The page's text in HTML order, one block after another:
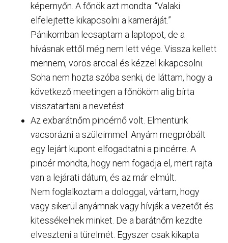
képernyőn. A főnök azt mondta: “Valaki
elfelejtette kikapcsolni a kameráját.”
Pánikomban lecsaptam a laptopot, de a
hívásnak ettől még nem lett vége. Vissza kellett
mennem, vörös arccal és kézzel kikapcsolni.
Soha nem hozta szóba senki, de láttam, hogy a
következő meetingen a főnököm alig bírta
visszatartani a nevetést.
Az exbarátnőm pincérnő volt. Elmentünk
vacsorázni a szüleimmel. Anyám megpróbált
egy lejárt kupont elfogadtatni a pincérre. A
pincér mondta, hogy nem fogadja el, mert rajta
van a lejárati dátum, és az már elmúlt.
Nem foglalkoztam a dologgal, vártam, hogy
vagy sikerül anyámnak vagy hívják a vezetőt és
kitessékelnek minket. De a barátnőm kezdte
elveszteni a türelmét. Egyszer csak kikapta